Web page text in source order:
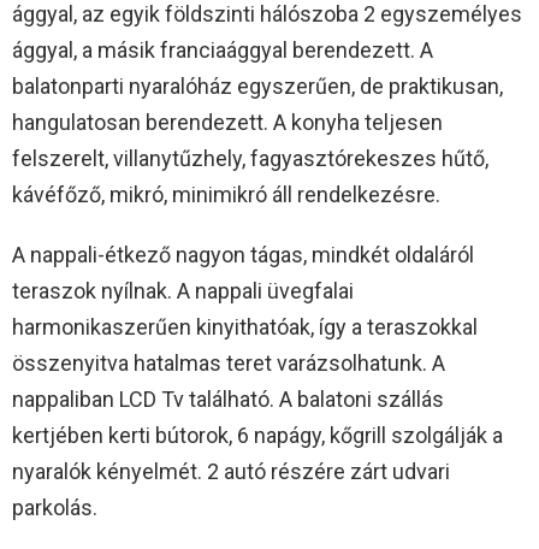
ággyal, az egyik földszinti hálószoba 2 egyszemélyes
ággyal, a másik franciaággyal berendezett. A
balatonparti nyaralóház egyszerűen, de praktikusan,
hangulatosan berendezett. A konyha teljesen
felszerelt, villanytűzhely, fagyasztórekeszes hűtő,
kávéfőző, mikró, minimikró áll rendelkezésre.
A nappali-étkező nagyon tágas, mindkét oldaláról
teraszok nyílnak. A nappali üvegfalai
harmonikaszerűen kinyithatóak, így a teraszokkal
összenyitva hatalmas teret varázsolhatunk. A
nappaliban LCD Tv található. A balatoni szállás
kertjében kerti bútorok, 6 napágy, kőgrill szolgálják a
nyaralók kényelmét. 2 autó részére zárt udvari
parkolás.